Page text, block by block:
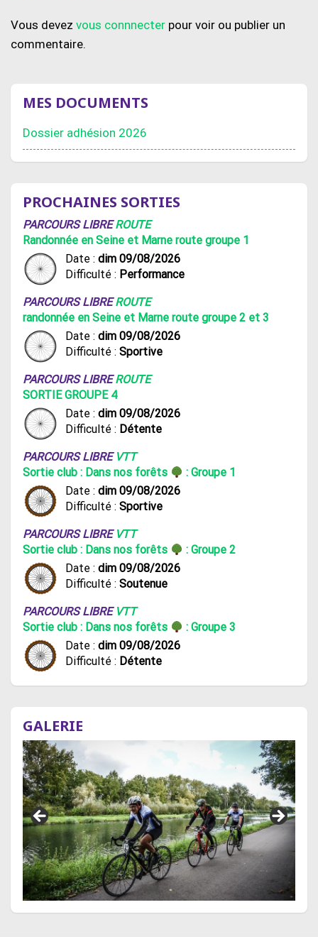
Vous devez vous connnecter pour voir ou publier un
commentaire.
MES DOCUMENTS
Dossier adhésion 2026
PROCHAINES SORTIES
PARCOURS LIBREROUTE
Randonnée en Seine et Marne route groupe 1
Date : dim 09/08/2026
Difficulté : Performance
PARCOURS LIBREROUTE
randonnée en Seine et Marne route groupe 2 et 3
Date : dim 09/08/2026
Difficulté : Sportive
PARCOURS LIBREROUTE
SORTIE GROUPE 4
Date : dim 09/08/2026
Difficulté : Détente
PARCOURS LIBRE VTT
Sortie club : Dans nos forêts
: Groupe 1
Date : dim 09/08/2026
Difficulté : Sportive
PARCOURS LIBRE VTT
Sortie club : Dans nos forêts
: Groupe 2
Date : dim 09/08/2026
Difficulté : Soutenue
PARCOURS LIBRE VTT
Sortie club : Dans nos forêts
: Groupe 3
Date : dim 09/08/2026
Difficulté : Détente
GALERIE